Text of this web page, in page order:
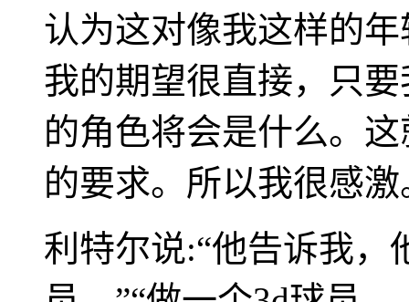
认为这对像我这样的
我的期望很直接，只
的角色将会是什么。
的要求。所以我很感激
利特尔说:“他告诉我，